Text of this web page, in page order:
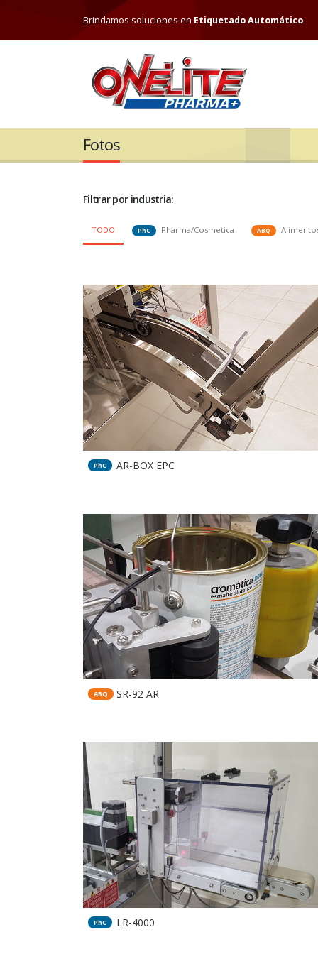
Brindamos soluciones en
Etiquetado Automático
Print & Check / Trazabilidad
Fotos
Filtrar por industria:
TODO PhC Pharma/Cosmetica ABQ
PhC AR-BOX EPC
ABQ SR-92 AR
PhC LR-4000